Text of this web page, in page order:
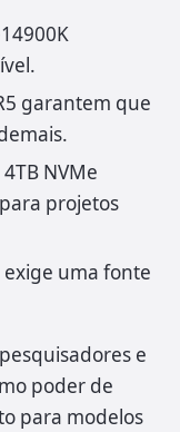
garantem que
NVMe
projetos
exige uma fonte
e
poder de
para modelos